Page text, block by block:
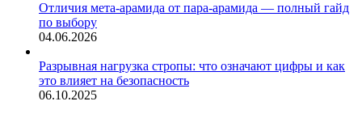
Отличия мета-арамида от пара-арамида — полный гайд
по выбору
04.06.2026
Разрывная нагрузка стропы: что означают цифры и как
это влияет на безопасность
06.10.2025